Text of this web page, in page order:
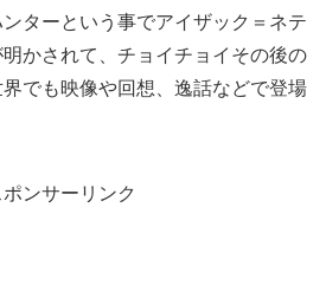
ターという事でアイザック＝ネテ
かされて、チョイチョイその後の
でも映像や回想、逸話などで登場
ポンサーリンク